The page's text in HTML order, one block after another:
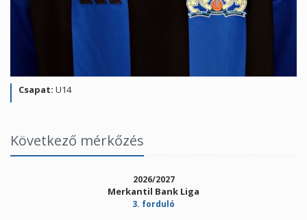
Csapat: U14
Következő mérkőzés
2026/2027
Merkantil Bank Liga
3. forduló